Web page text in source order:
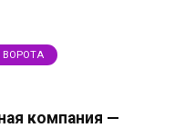
компания —